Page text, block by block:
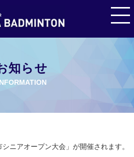
知らせ
ニアオープン大会」が開催されます。